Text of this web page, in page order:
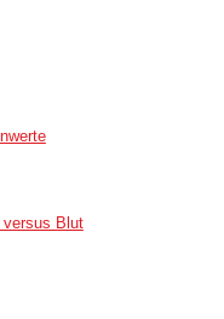
versus Blut